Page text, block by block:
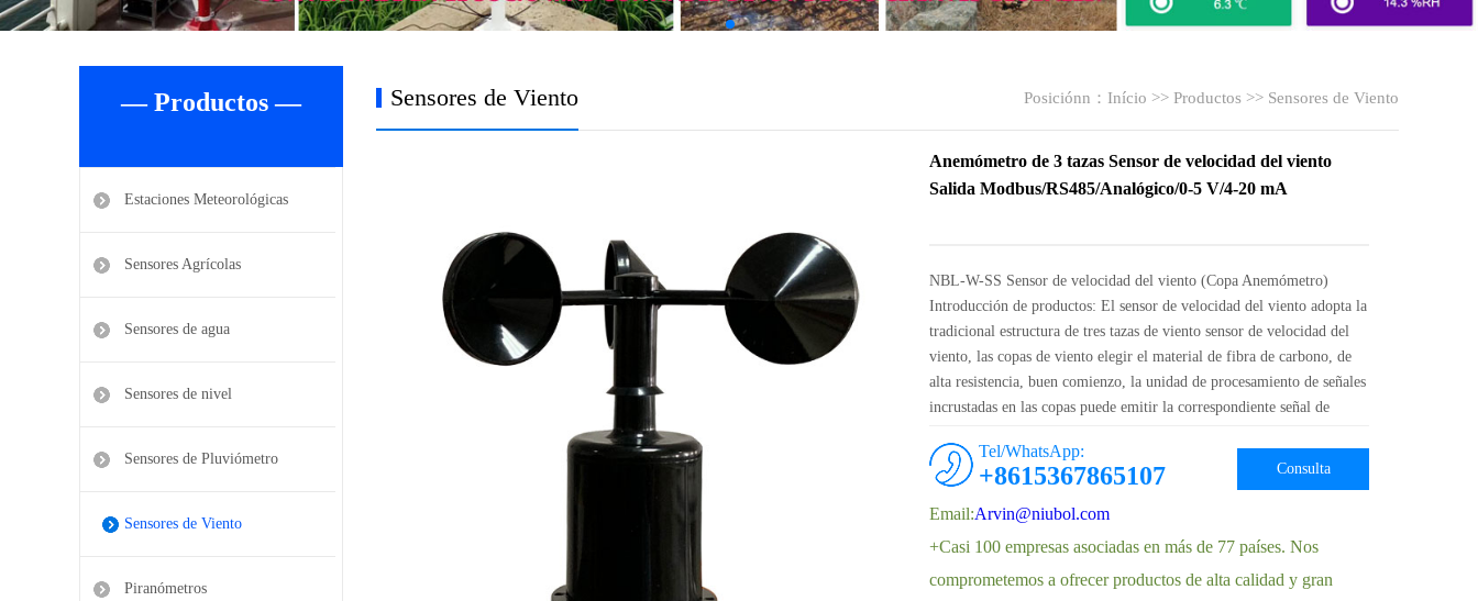
— Productos —
Estaciones Meteorológicas
Sensores Agrícolas
Sensores de agua
Sensores de nivel
Sensores de Pluviómetro
Sensores de Viento
Piranómetros
Posiciónn： Início >> Productos >> Sensores de Viento
Sensores de Viento
Anemómetro de 3 tazas Sensor de velocidad del viento
Salida Modbus/RS485/Analógico/0-5 V/4-20 mA
NBL-W-SS Sensor de velocidad del viento (Copa Anemómetro)
Introducción de productos: El sensor de velocidad del viento adopta la
tradicional estructura de tres tazas de viento sensor de velocidad del
viento, las copas de viento elegir el material de fibra de carbono, de
alta resistencia, buen comienzo, la unidad de procesamiento de señales
incrustadas en las copas puede emitir la correspondiente señal de
ser ampliamente utilizado en la meteorología, marina, medio
ambiente, aeropuertos, puert···
Consulta
Tel/WhatsApp:
+8615367865107
Email:Arvin@niubol.com
+Casi 100 empresas asociadas en más de 77 países. Nos
comprometemos a ofrecer productos de alta calidad y gran